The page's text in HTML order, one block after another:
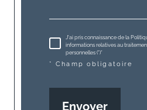
J'ai pris connaissance de la
informations relatives au
personnelles (*)*
* Champ obligatoire
Envoyer